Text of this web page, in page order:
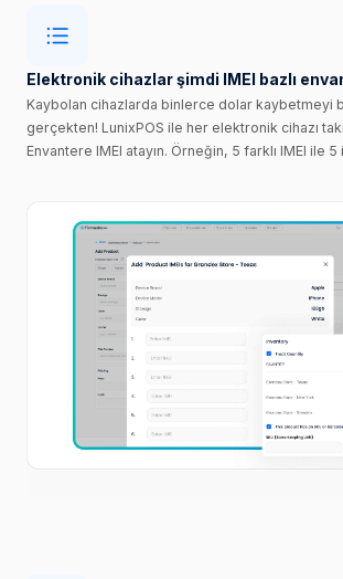
Elektronik cihazlar şimdi IMEI bazlı
Kaybolan cihazlarda binlerce dolar kaybetmeyi
gerçekten! LunixPOS ile her elektronik cihazı
Envantere IMEI atayın. Örneğin, 5 farklı IMEI ile 5